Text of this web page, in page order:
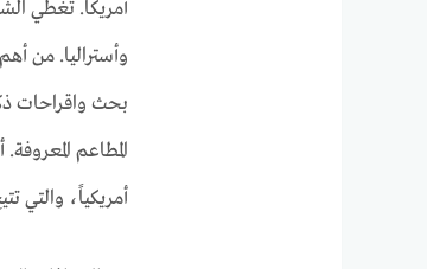
وأستراليا. من
بحث واقراحات
أمريكياً، والتي